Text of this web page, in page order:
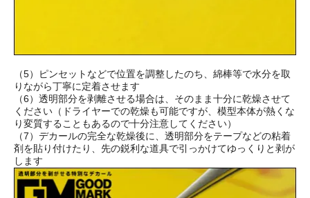
（5）ピンセットなどで位置を調整したのち、綿棒等で水分を取
りながら丁寧に定着させます
（6）透明部分を剥離させる場合は、そのまま十分に乾燥させて
ください（ドライヤーでの乾燥も可能ですが、模型本体が熱くな
り変質することもあるので十分注意してください）
（7）デカールの完全な乾燥後に、透明部分をテープなどの粘着
剤を貼り付けたり、先の鋭利な道具で引っかけてゆっくりと剥が
します